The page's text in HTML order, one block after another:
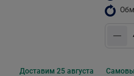
Доставим 25 августа